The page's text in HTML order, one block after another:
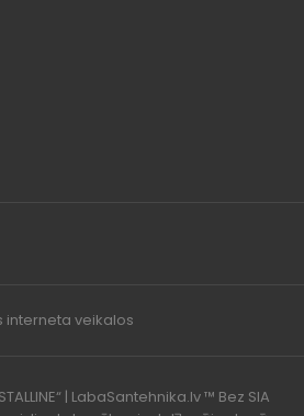
| LabaSantehnika.lv ™ Bez SIA